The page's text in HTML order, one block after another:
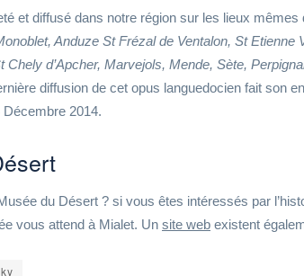
et diffusé dans notre région sur les lieux
Anduze St Frézal de Ventalon, St Etienne
Chely d’Apcher, Marvejols, Mende, Sète,
diffusion de cet opus languedocien fait son
Décembre 2014.
du Désert ? si vous êtes intéressés par
vous attend à Mialet. Un site web existent